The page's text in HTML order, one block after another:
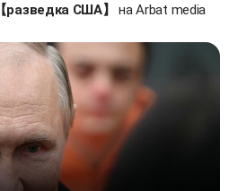
【разведка США】 на Arbat media